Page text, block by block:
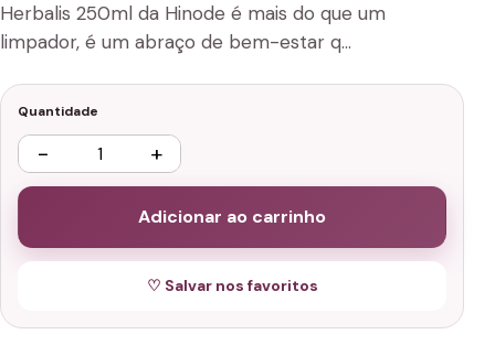
Herbalis 250ml da Hinode é mais do que um
limpador, é um abraço de bem-estar q…
Quantidade
− +
Adicionar ao carrinho
♡ Salvar nos favoritos